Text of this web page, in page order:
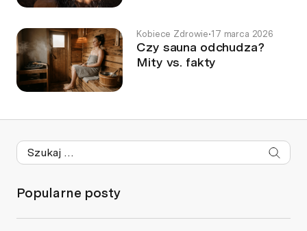
Kobiece Zdrowie•17 marca 2026
Czy sauna odchudza?
Mity vs. fakty
Popularne posty